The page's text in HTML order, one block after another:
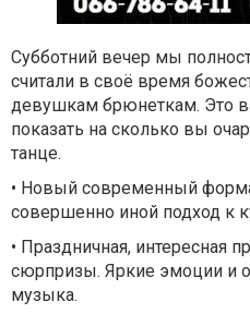
Субботний вечер мы
считали в своё время
девушкам брюнеткам. Это
показать на сколько вы
танце.
• Новый современный
совершенно иной подход к
• Праздничная, интересная
сюрпризы. Яркие эмоции и
музыка.